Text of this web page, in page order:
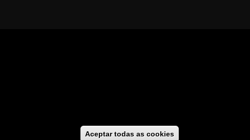
GaliciaDigital
Aceptar todas as cookies